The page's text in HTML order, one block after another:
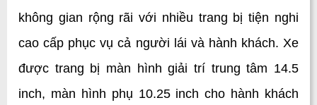
không gian rộng rãi với nhiều trang bị tiện nghi
cao cấp phục vụ cả người lái và hành khách. Xe
được trang bị màn hình giải trí trung tâm 14.5
inch, màn hình phụ 10.25 inch cho hành khách